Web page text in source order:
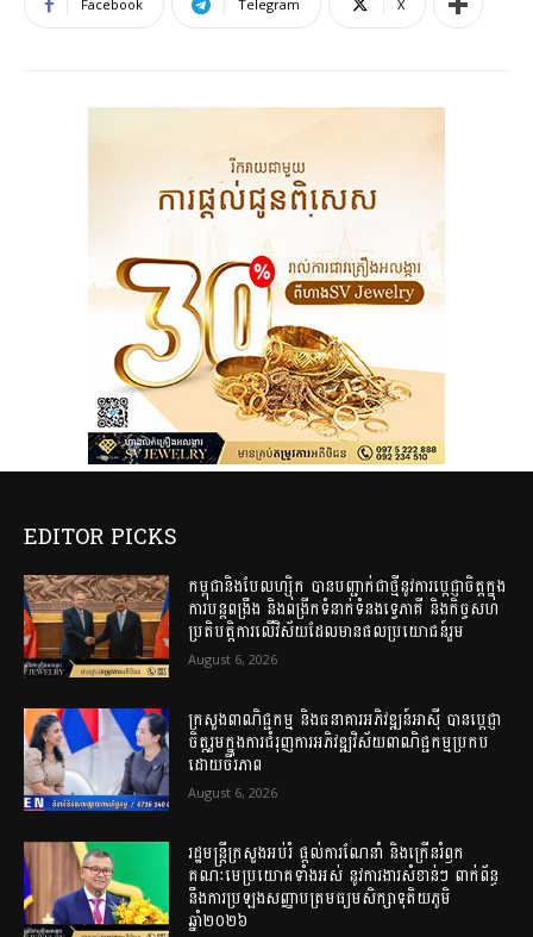
Facebook Telegram X
EDITOR PICKS
កម្ពុជានិងបែលហ្ស៊ិក បានបញ្ជាក់ជាថ្មីនូវការប្តេជ្ញាចិត្តក្នុង
ការបន្តពង្រឹង និងពង្រីកទំនាក់ទំនងទ្វេភាគី និងកិច្ចសហ
ប្រតិបត្តិការលើវិស័យដែលមានផលប្រយោជន៍រួម
August 6, 2026
ក្រសួងពាណិជ្ជកម្ម និងធនាគារអភិវឌ្ឍន៍អាស៊ី បានប្តេជ្ញា
ចិត្តរួមក្នុងការជំរុញការអភិវឌ្ឍវិស័យពាណិជ្ជកម្មប្រកប
ដោយចីរភាព
August 6, 2026
រដ្ឋមន្ត្រីក្រសួងអប់រំ ផ្ដល់ការណែនាំ និងក្រើនរំឭក
គណៈមេប្រយោគទាំងអស់ នូវការងារសំខាន់ៗ ពាក់ព័ន្ធ
នឹងការប្រឡងសញ្ញាបត្រមធ្យមសិក្សាទុតិយភូមិ
ឆ្នាំ២០២៦